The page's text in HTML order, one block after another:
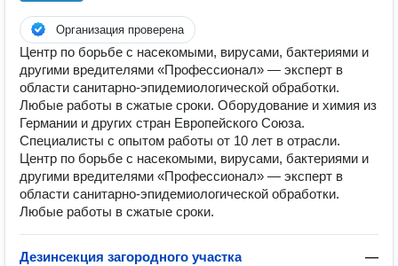
Организация проверена
Центр по борьбе с насекомыми, вирусами, бактериями и
другими вредителями «Профессионал» — эксперт в
области санитарно-эпидемиологической обработки.
Любые работы в сжатые сроки. Оборудование и химия из
Германии и других стран Европейского Союза.
Специалисты с опытом работы от 10 лет в отрасли.
Центр по борьбе с насекомыми, вирусами, бактериями и
другими вредителями «Профессионал» — эксперт в
области санитарно-эпидемиологической обработки.
Любые работы в сжатые сроки.
Дезинсекция загородного участка
—